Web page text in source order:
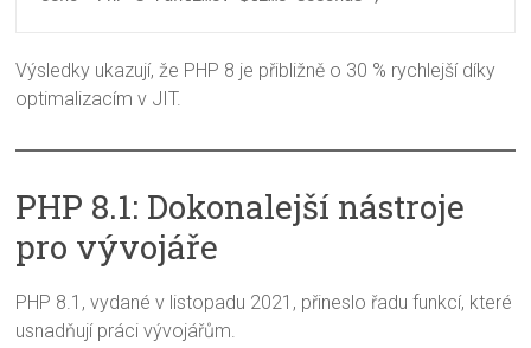
Výsledky ukazují, že PHP 8 je přibližně o 30 % rychlejší díky
optimalizacím v JIT.
PHP 8.1: Dokonalejší nástroje
pro vývojáře
PHP 8.1, vydané v listopadu 2021, přineslo řadu funkcí, které
usnadňují práci vývojářům.